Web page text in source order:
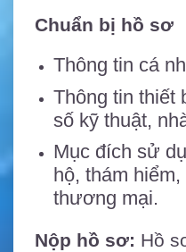
Chuẩn bị hồ sơ
Thông tin cá
Thông tin thiết
số kỹ thuật,
Mục đích sử
hộ, thám
thương mại.
Nộp hồ sơ: Hồ